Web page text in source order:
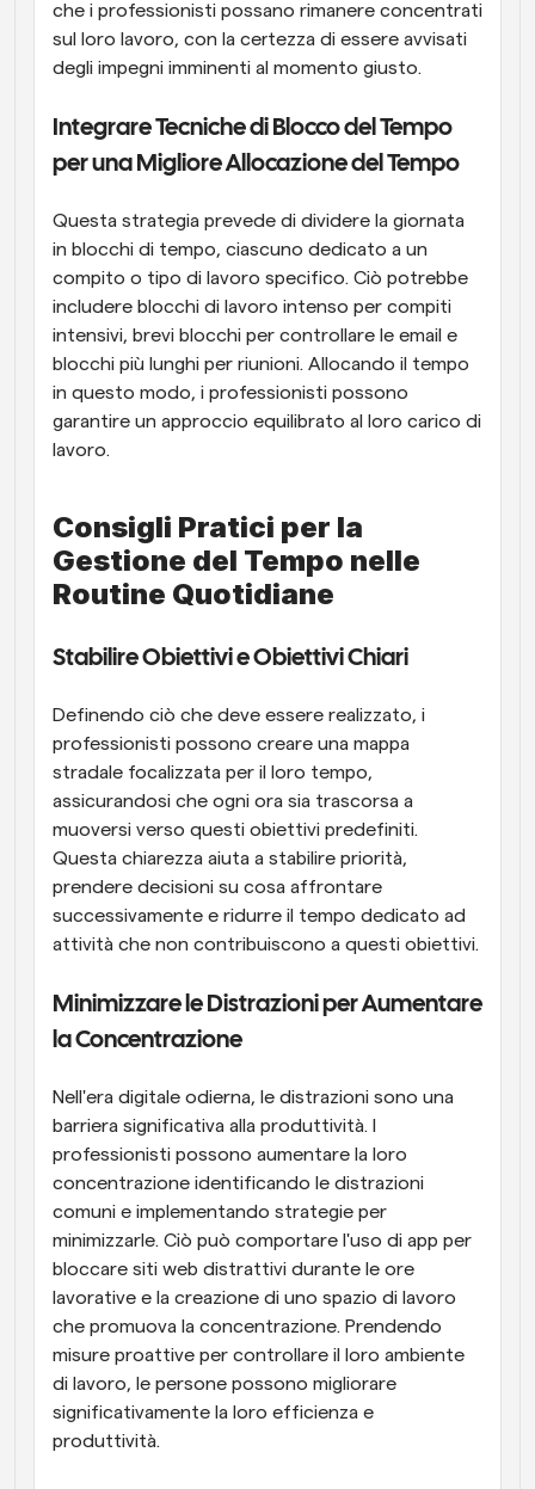
che i professionisti possano rimanere concentrati
sul loro lavoro, con la certezza di essere avvisati
degli impegni imminenti al momento giusto.
Integrare Tecniche di Blocco del Tempo
per una Migliore Allocazione del Tempo
Questa strategia prevede di dividere la giornata
in blocchi di tempo, ciascuno dedicato a un
compito o tipo di lavoro specifico. Ciò potrebbe
includere blocchi di lavoro intenso per compiti
intensivi, brevi blocchi per controllare le email e
blocchi più lunghi per riunioni. Allocando il tempo
in questo modo, i professionisti possono
garantire un approccio equilibrato al loro carico di
lavoro.
Consigli Pratici per la
Gestione del Tempo nelle
Routine Quotidiane
Stabilire Obiettivi e Obiettivi Chiari
Definendo ciò che deve essere realizzato, i
professionisti possono creare una mappa
stradale focalizzata per il loro tempo,
assicurandosi che ogni ora sia trascorsa a
muoversi verso questi obiettivi predefiniti.
Questa chiarezza aiuta a stabilire priorità,
prendere decisioni su cosa affrontare
successivamente e ridurre il tempo dedicato ad
attività che non contribuiscono a questi obiettivi.
Minimizzare le Distrazioni per Aumentare
la Concentrazione
Nell'era digitale odierna, le distrazioni sono una
barriera significativa alla produttività. I
professionisti possono aumentare la loro
concentrazione identificando le distrazioni
comuni e implementando strategie per
minimizzarle. Ciò può comportare l'uso di app per
bloccare siti web distrattivi durante le ore
lavorative e la creazione di uno spazio di lavoro
che promuova la concentrazione. Prendendo
misure proattive per controllare il loro ambiente
di lavoro, le persone possono migliorare
significativamente la loro efficienza e
produttività.